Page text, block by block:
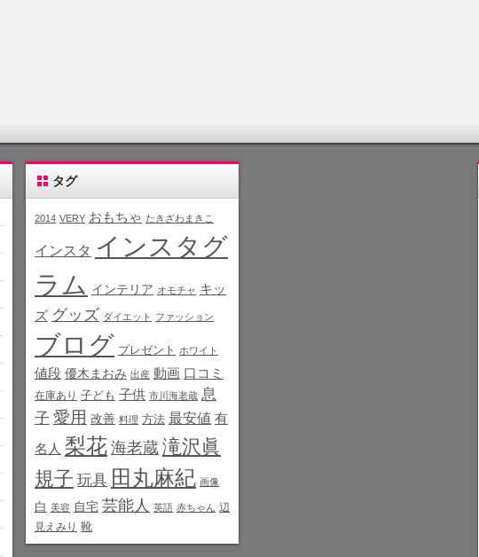
タグ
2014 VERY おもちゃ たきざわまきこ
インスタ インスタグ
ラム インテリア オモチャ キッ
ズ グッズ ダイエット ファッション
ブログ プレゼント ホワイト
値段 優木まおみ 出産 動画 口コミ
在庫あり 子ども 子供 市川海老蔵 息
子 愛用 改善 料理 方法 最安値 有
名人 梨花 海老蔵 滝沢眞
規子 玩具 田丸麻紀 画像
白 美容 自宅 芸能人 英語 赤ちゃん 辺
見えみり 靴